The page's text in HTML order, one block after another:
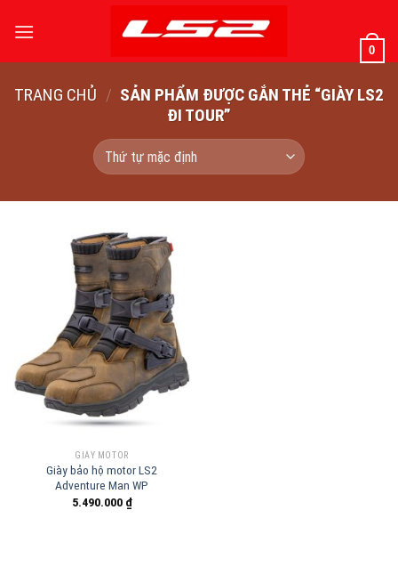
qua
0
TRANG CHỦ / SẢN PHẨM ĐƯỢC GẮN THẺ “GIÀY LS2
ĐI TOUR”
GIÀY MOTOR
Giày bảo hộ motor LS2
Adventure Man WP
5.490.000 ₫